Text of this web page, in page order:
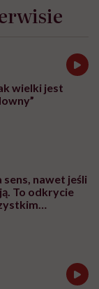
wielki jest
nawet jeśli
To odkrycie